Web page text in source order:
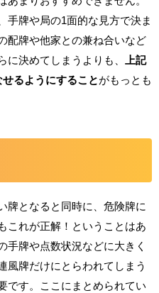
手牌や局の1面的な見方で決ま
配牌や他家との兼ね合いなど
に決めてしまうよりも、 上記
るようにすることがもっとも
牌となると同時に、危険牌に
これが正解！ということはあ
手牌や点数状況などに大きく
風牌だけにとらわれてしまう
です。ここにまとめられてい